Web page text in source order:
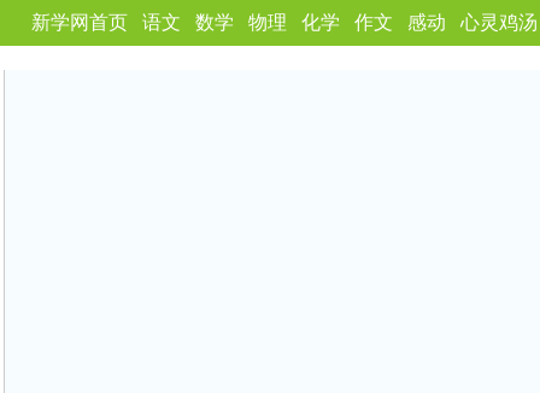
新学网首页 语文 数学 物理 化学 作文 感动 心灵鸡汤